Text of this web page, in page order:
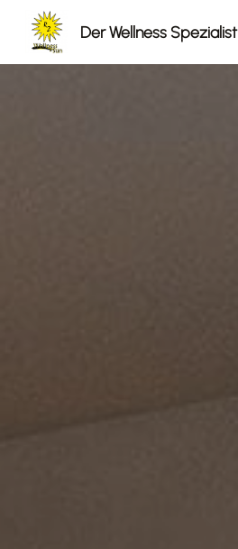
Der Wellness Spezialist